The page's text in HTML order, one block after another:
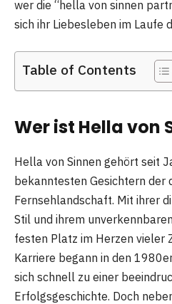
wer die “hella von sinnen
sich ihr Liebesleben im Laufe
Table of Contents
Wer ist Hella von
Hella von Sinnen gehört seit
bekanntesten Gesichtern der
Fernsehlandschaft. Mit ihrer
Stil und ihrem
festen Platz im Herzen vieler
Karriere begann in den
sich schnell zu einer
Erfolgsgeschichte. Doch